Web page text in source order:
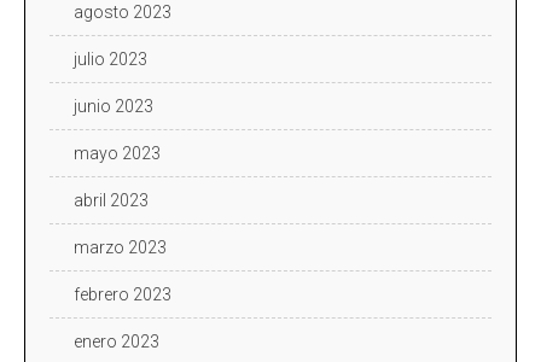
agosto 2023
julio 2023
junio 2023
mayo 2023
abril 2023
marzo 2023
febrero 2023
enero 2023